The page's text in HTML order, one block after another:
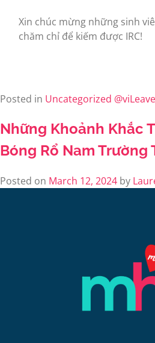
Xin chúc mừng những sinh
chăm chỉ để kiếm được IRC!
Posted in Uncategorized @vi
Những Khoảnh Khắc
Bóng Rổ Nam Trường
Posted on March 12, 2024 by